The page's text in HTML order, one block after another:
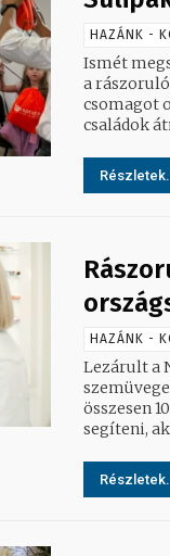
HAZÁNK -
Ismét
a
csomagot
HAZÁNK -
Lezárult a
összesen 1001
segíteni,